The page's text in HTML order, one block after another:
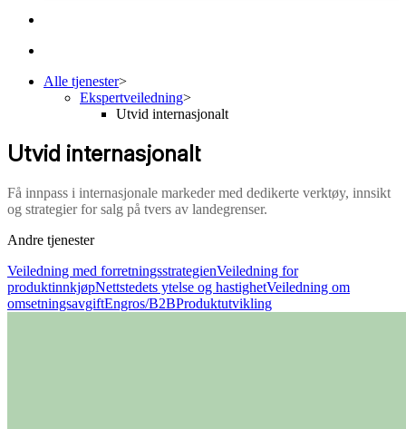
Alle tjenester>
Ekspertveiledning>
Utvid internasjonalt
Utvid internasjonalt
Få innpass i internasjonale markeder med dedikerte verktøy, innsikt
og strategier for salg på tvers av landegrenser.
Andre tjenester
Veiledning med forretningsstrategienVeiledning for
produktinnkjøpNettstedets ytelse og hastighetVeiledning om
omsetningsavgiftEngros/B2BProduktutvikling